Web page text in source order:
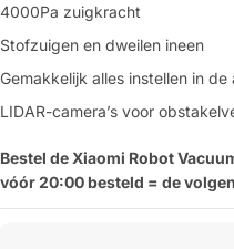
4000Pa zuigkracht
Stofzuigen en dweilen ineen
Gemakkelijk alles instellen in de
LIDAR-camera’s voor
Bestel de Xiaomi Robot
vóór 20:00 besteld = de